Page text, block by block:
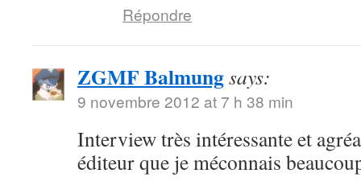
Répondre
ZGMF Balmungsays:
9 novembre 2012 at 7 h 38 min
Interview très intéressante et
éditeur que je méconnais